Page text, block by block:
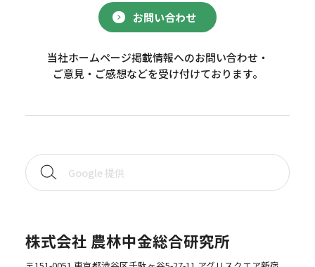
お問い合わせ
当社ホームページ掲載情報へのお問い合わせ・
ご意見・ご感想などを受け付けております。
株式会社 農林中金総合研究所